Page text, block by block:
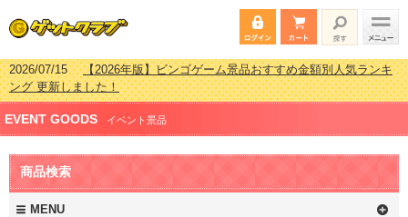
2026/07/15【2026年版】ビンゴゲーム景品おすすめ金額別人気ランキ
ング 更新しました！
2026/04/03【2026年版】ゴルフコンペ景品 3000円未満［2000円～
2999円編］もらってうれしい人気ラ…
2026/02/16【2026年版】結婚式の二次会で貰って嬉しい景品とは？ 更
新しました！
2026/02/03
2999円編］もらってうれしい人気ラ…
EVENT GOODS イベント景品
商品検索
MENU